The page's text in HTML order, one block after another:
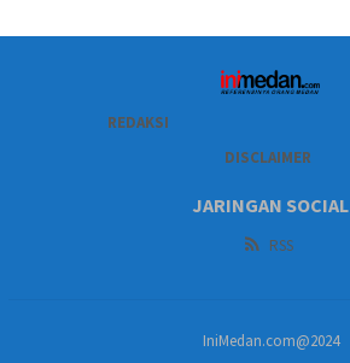
REDAKSI
DISCLAIMER
JARINGAN SOCIAL
RSS
IniMedan.com@2024